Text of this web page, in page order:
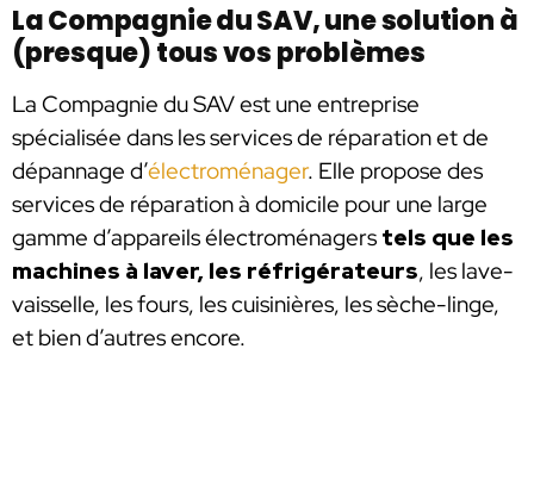
La Compagnie du SAV, une solution à
(presque) tous vos problèmes
La Compagnie du SAV est une entreprise
spécialisée dans les services de réparation et de
dépannage d’électroménager. Elle propose des
services de réparation à domicile pour une large
gamme d’appareils électroménagers tels que les
machines à laver, les réfrigérateurs, les lave-
vaisselle, les fours, les cuisinières, les sèche-linge,
et bien d’autres encore.